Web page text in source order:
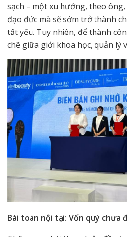
sạch – một xu hướng, theo
đạo đức mà sẽ sớm trở thành
tất yếu. Tuy nhiên, để thành
chẽ giữa giới khoa học, quản lý
Bài toán nội tại: Vốn quý chưa